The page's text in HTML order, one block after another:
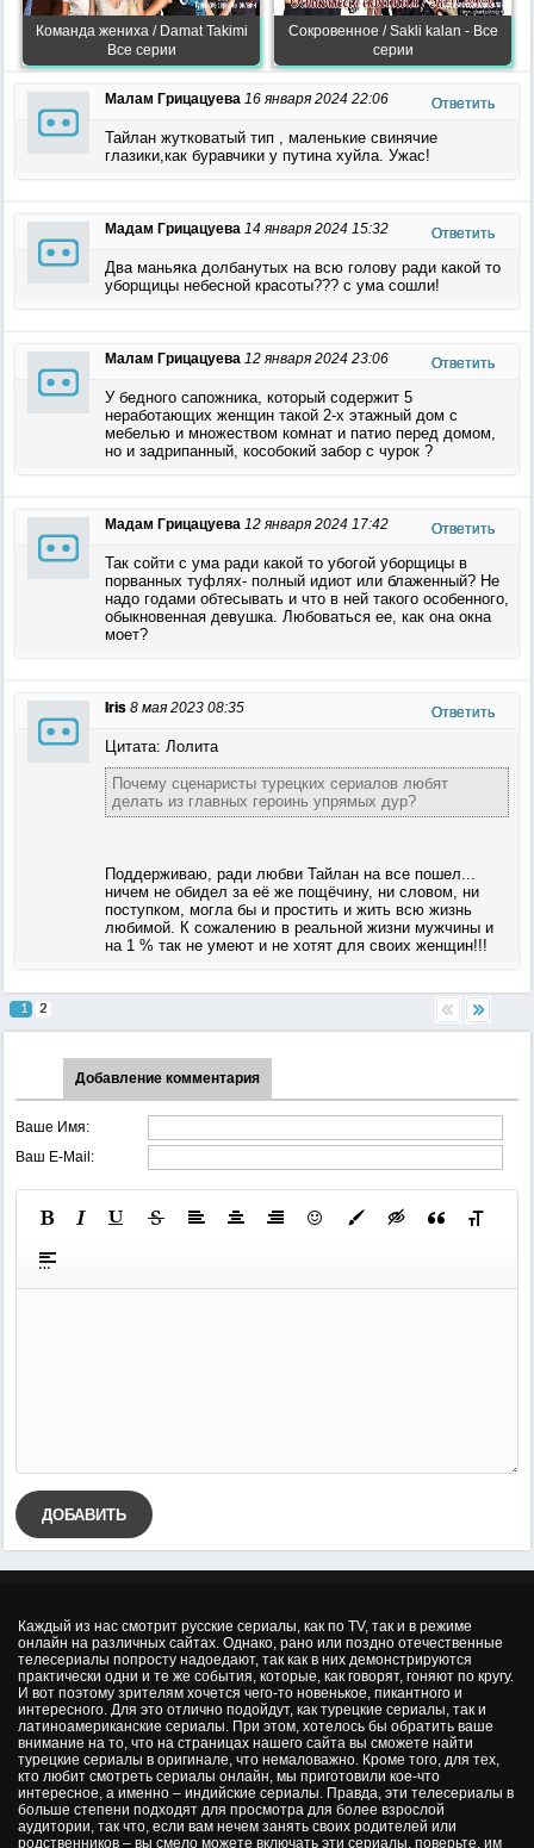
Команда жениха / Damat Takimi
Все серии
Сокровенное / Sakli kalan - Все
серии
Малам Грицацуева 16 января 2024 22:06 Ответить
Тайлан жутковатый тип , маленькие свинячие
глазики,как буравчики у путина хуйла. Ужас!
Мадам Грицацуева 14 января 2024 15:32 Ответить
Два маньяка долбанутых на всю голову ради какой то
уборщицы небесной красоты??? с ума сошли!
Малам Грицацуева 12 января 2024 23:06 Ответить
У бедного сапожника, который содержит 5
неработающих женщин такой 2-х этажный дом с
мебелью и множеством комнат и патио перед домом,
но и задрипанный, кособокий забор с чурок ?
Мадам Грицацуева 12 января 2024 17:42 Ответить
Так сойти с ума ради какой то убогой уборщицы в
порванных туфлях- полный идиот или блаженный? Не
надо годами обтесывать и что в ней такого особенного,
обыкновенная девушка. Любоваться ее, как она окна
моет?
Iris 8 мая 2023 08:35 Ответить
Цитата: Лолита
Почему сценаристы турецких сериалов любят
делать из главных героинь упрямых дур?
Поддерживаю, ради любви Тайлан на все пошел...
ничем не обидел за её же пощёчину, ни словом, ни
поступком, могла бы и простить и жить всю жизнь
любимой. К сожалению в реальной жизни мужчины и
на 1 % так не умеют и не хотят для своих женщин!!!
1 2
Добавление комментария
Ваше Имя:
Ваш E-Mail:
ДОБАВИТЬ
Каждый из нас смотрит русские сериалы, как по TV, так и в режиме
онлайн на различных сайтах. Однако, рано или поздно отечественные
телесериалы попросту надоедают, так как в них демонстрируются
практически одни и те же события, которые, как говорят, гоняют по кругу.
И вот поэтому зрителям хочется чего-то новенькое, пикантного и
интересного. Для это отлично подойдут, как турецкие сериалы, так и
латиноамериканские сериалы. При этом, хотелось бы обратить ваше
внимание на то, что на страницах нашего сайта вы сможете найти
турецкие сериалы в оригинале, что немаловажно. Кроме того, для тех,
кто любит смотреть сериалы онлайн, мы приготовили кое-что
интересное, а именно – индийские сериалы. Правда, эти телесериалы в
больше степени подходят для просмотра для более взрослой
аудитории, так что, если вам нечем занять своих родителей или
родственников – вы смело можете включать эти сериалы, поверьте, им